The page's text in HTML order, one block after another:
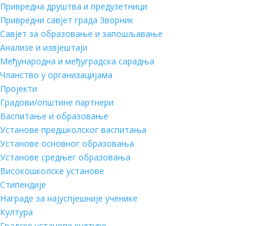
Привредна друштва и предузетници
Привредни савјет града Зворник
Савјет за образовање и запошљавање
Анализе и извјештаји
Међународна и међуградска сарадња
Чланство у организацијама
Пројекти
Градови/општине партнери
Васпитање и образовање
Установе предшколског васпитања
Установе основног образовања
Установе средњег образовања
Високошколске установе
Стипендије
Награде за најуспјешније ученике
Култура